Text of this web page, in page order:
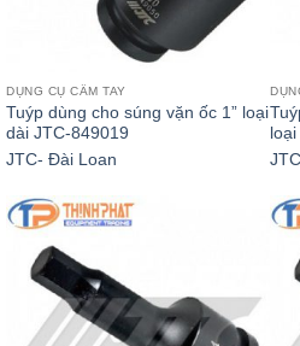
DỤNG CỤ CẦM TAY
Tuýp dùng cho súng vặn ốc 1” loại
dài JTC-849019
JTC- Đài Loan